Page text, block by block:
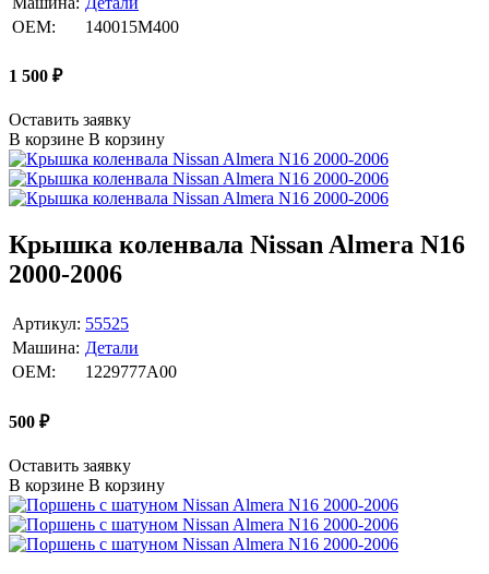
OEM:
140015M400
1 500 ₽
Оставить заявку
В корзине В корзину
Крышка коленвала Nissan Almera N16
2000-2006
Артикул: 55525
Машина: Детали
OEM:
1229777A00
500 ₽
Оставить заявку
В корзине В корзину